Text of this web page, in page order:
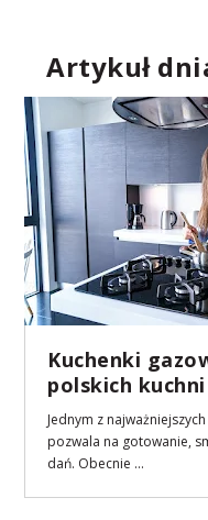
Artykuł
Kuchenki
polskich kuchni
Jednym z
pozwala na gotowanie,
dań. Obecnie ...